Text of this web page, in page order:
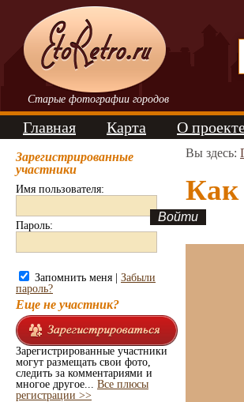
Старые фотографии городов
Главная Карта О
Зарегистрированные
участники
Имя пользователя:
Пароль:
Запомнить меня | Забыли
пароль?
Еще не участник?
Зарегистрированные участники
могут размещать свои фото,
следить за комментариями и
многое другое... Все плюсы
регистрации >>
Вы здесь:
Как